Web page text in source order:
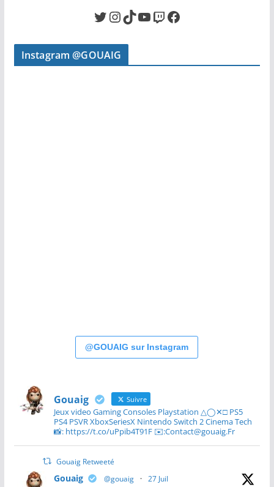
Twitter InstagramTikTok YouTube Twitch Facebook
Instagram @GOUAIG
@GOUAIG sur Instagram
Gouaig Suivre
Jeux video Gaming Consoles Playstation △◯✕□ PS5
PS4 PSVR XboxSeriesX Nintendo Switch 2 Cinema Tech
📸: https://t.co/uPpib4T91F ✉️:Contact@gouaig.Fr
Gouaig Retweeté
Gouaig @gouaig · 27 Juil